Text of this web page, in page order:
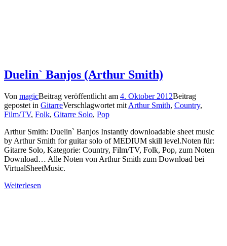
Duelin` Banjos (Arthur Smith)
Von magicBeitrag veröffentlicht am 4. Oktober 2012Beitrag
gepostet in GitarreVerschlagwortet mit Arthur Smith, Country,
Film/TV, Folk, Gitarre Solo, Pop
Arthur Smith: Duelin` Banjos Instantly downloadable sheet music
by Arthur Smith for guitar solo of MEDIUM skill level.Noten für:
Gitarre Solo, Kategorie: Country, Film/TV, Folk, Pop, zum Noten
Download… Alle Noten von Arthur Smith zum Download bei
VirtualSheetMusic.
Weiterlesen